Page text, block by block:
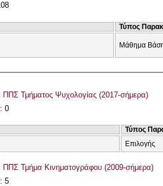
Τύπος
Μάθημα
ΠΠΣ Τμήματος Ψυχολογίας (2017-σήμερα)
0
Τύπος
Επιλογής
ΠΠΣ Τμήμα Κινηματογράφου (2009-σήμερα)
5